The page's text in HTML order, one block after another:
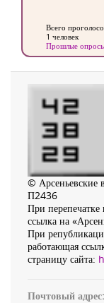
Всего
1 человек
Прошлые
© Арсеньевские
П2436
При
ссылка на
При
работающая
страницу сайта:
Почтовый адрес: